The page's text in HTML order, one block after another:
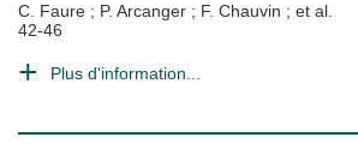
C. Faure ; P. Arcanger ; F. Chauvin ; et al.
42-46
Plus d'information...